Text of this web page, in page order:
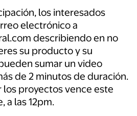
los interesados
electrónico a
describiendo en no
su producto y su
sumar un video
de 2 minutos de duración.
los proyectos vence este
a las 12pm.